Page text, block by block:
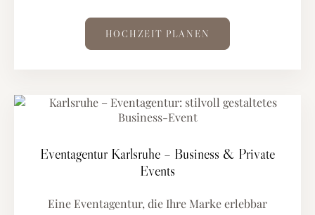
HOCHZEIT PLANEN
Eventagentur Karlsruhe – Business & Private
Events
Eine Eventagentur, die Ihre Marke erlebbar